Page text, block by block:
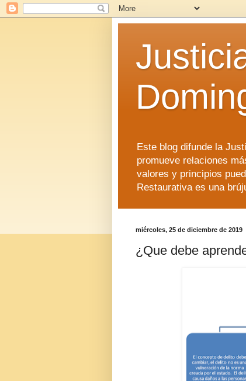
Este blog difunde la
promueve relaciones
valores y principios
Restaurativa es una
miércoles, 25 de diciembre de 2019
¿Que debe